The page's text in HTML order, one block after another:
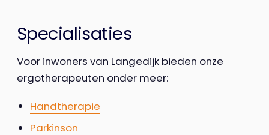
Specialisaties
Voor inwoners van Langedijk bieden onze
ergotherapeuten onder meer:
Handtherapie
Parkinson